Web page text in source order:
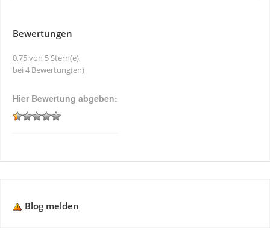
Bewertungen
0,75 von 5 Stern(e),
bei 4 Bewertung(en)
Hier Bewertung abgeben:
Blog melden